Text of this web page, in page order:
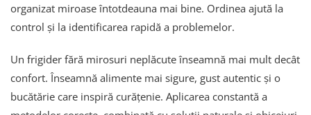
organizat miroase întotdeauna mai bine. Ordinea ajută la
control și la identificarea rapidă a problemelor.
Un frigider fără mirosuri neplăcute înseamnă mai mult decât
confort. Înseamnă alimente mai sigure, gust autentic și o
bucătărie care inspiră curățenie. Aplicarea constantă a